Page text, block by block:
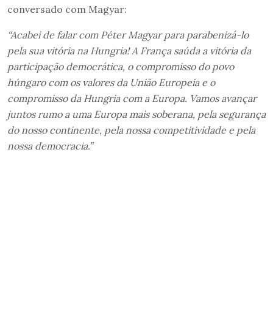
conversado com Magyar:
“Acabei de falar com Péter Magyar para parabenizá-lo
pela sua vitória na Hungria! A França saúda a vitória da
participação democrática, o compromisso do povo
húngaro com os valores da União Europeia e o
compromisso da Hungria com a Europa. Vamos avançar
juntos rumo a uma Europa mais soberana, pela segurança
do nosso continente, pela nossa competitividade e pela
nossa democracia.”